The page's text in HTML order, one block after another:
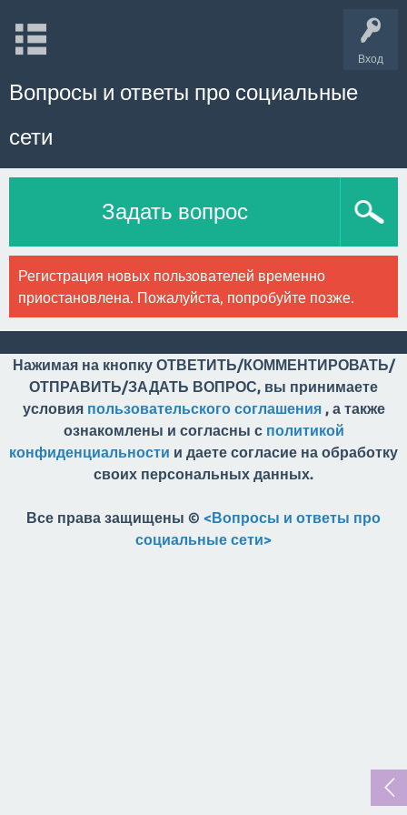
Вход
Вопросы и ответы про социальные
сети
Задать вопрос
Регистрация новых пользователей временно
приостановлена. Пожалуйста, попробуйте позже.
Нажимая на кнопку ОТВЕТИТЬ/КОММЕНТИРОВАТЬ/
ОТПРАВИТЬ/ЗАДАТЬ ВОПРОС, вы принимаете
условия пользовательского соглашения, а также
ознакомлены и согласны с политикой
конфиденциальности и даете согласие на обработку
своих персональных данных.
Все права защищены © <Вопросы и ответы про
социальные сети>